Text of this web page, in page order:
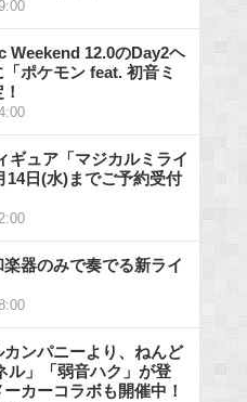
Weekend 12.0のDay2ヘ
ポケモン feat. 初音ミ
ギュア「マジカルミライ
14日(水)までご予約受付
器のみで奏でる新ライ
ンパニーより、ねんど
ル」「弱音ハク」が登
カーコラボも開催中！